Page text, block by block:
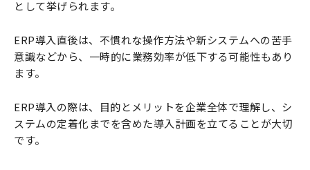
として挙げられます。
ERP導入直後は、不慣れな操作方法や新システムへの苦手
意識などから、一時的に業務効率が低下する可能性もあり
ます。
ERP導入の際は、目的とメリットを企業全体で理解し、シ
ステムの定着化までを含めた導入計画を立てることが大切
です。